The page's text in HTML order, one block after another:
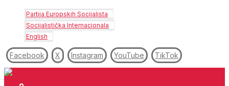
Partija Europskih Socijalista
Socijalistička Internacionala
English
Facebook X Instagram YouTube TikTok